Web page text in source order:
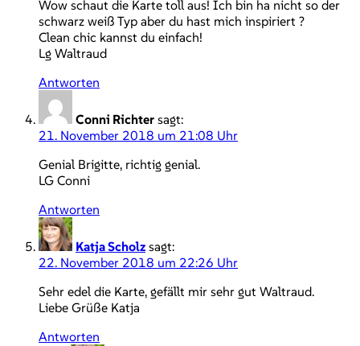
Wow schaut die Karte toll aus! Ich bin ha nicht so der
schwarz weiß Typ aber du hast mich inspiriert ?
Clean chic kannst du einfach!
Lg Waltraud
Antworten
Conni Richter sagt:
21. November 2018 um 21:08 Uhr
Genial Brigitte, richtig genial.
LG Conni
Antworten
Katja Scholz sagt:
22. November 2018 um 22:26 Uhr
Sehr edel die Karte, gefällt mir sehr gut Waltraud.
Liebe Grüße Katja
Antworten